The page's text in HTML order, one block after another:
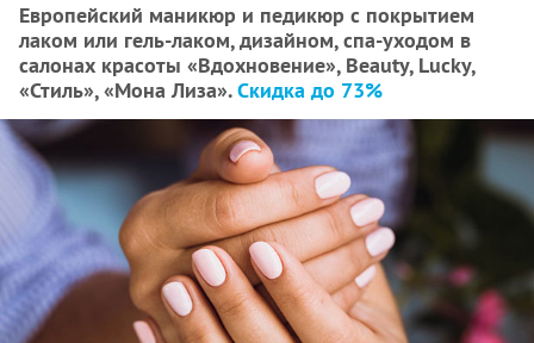
Европейский маникюр и педикюр с покрытием
лаком или гель-лаком, дизайном, спа-уходом в
салонах красоты «Вдохновение», Beauty, Lucky,
«Стиль», «Мона Лиза».Скидка до 73%